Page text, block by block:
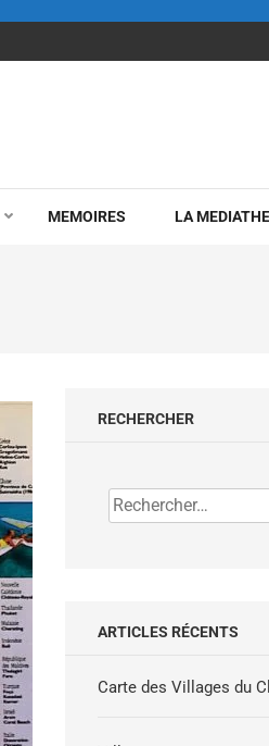
MEMOIRES LA
RECHERCHER
ARTICLES RÉCENTS
Carte des Villages du